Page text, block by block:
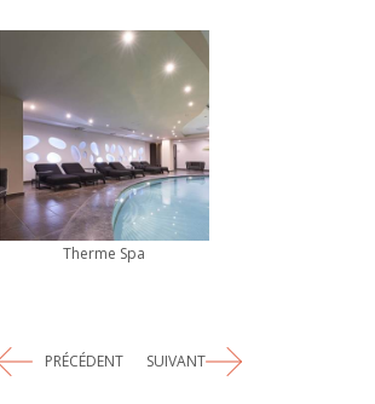
Therme Spa
PRÉCÉDENT SUIVANT